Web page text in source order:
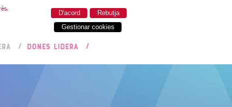
Rebutja
D'acord
Gestionar cookies
DONES LIDERA